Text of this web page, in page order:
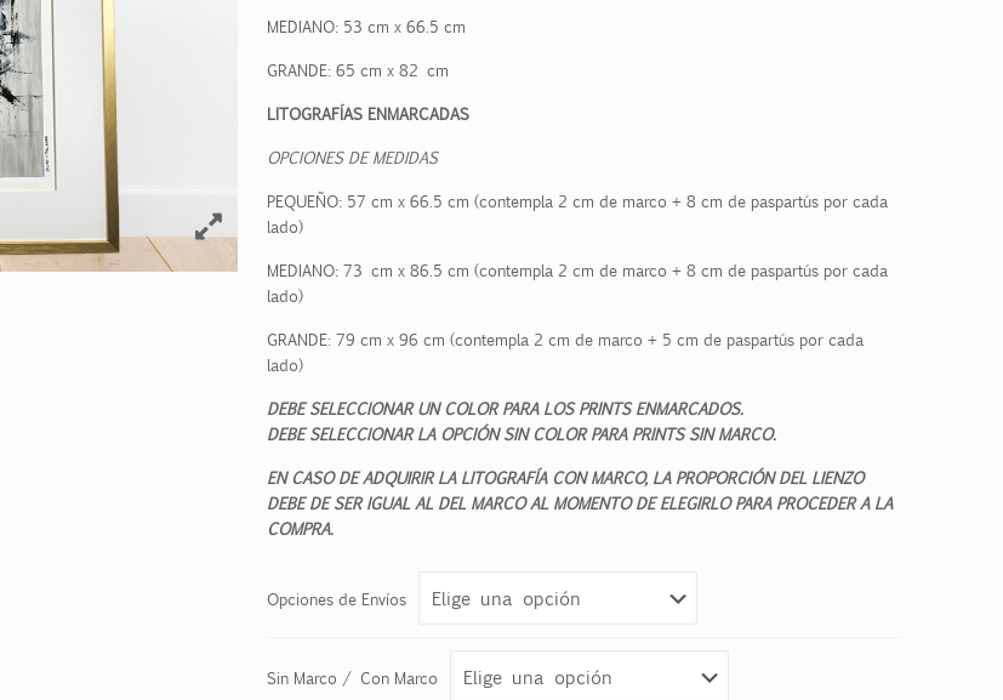
MEDIANO: 53cm x 66.5cm
GRANDE: 65cm x 82 cm
LITOGRAFÍAS ENMARCADAS
OPCIONES DE MEDIDAS
PEQUEÑO: 57cm x 66.5cm (contempla 2 cm de marco + 8 cm de paspartús por cada
lado)
MEDIANO: 73 cm x 86.5cm (contempla 2 cm de marco + 8 cm de paspartús por cada
lado)
GRANDE: 79cm x 96cm (contempla 2 cm de marco + 5 cm de paspartús por cada
lado)
DEBE SELECCIONAR UN COLOR PARA LOS PRINTS ENMARCADOS.
DEBE SELECCIONAR LA OPCIÓN SIN COLOR PARA PRINTS SIN MARCO.
EN CASO DE ADQUIRIR LA LITOGRAFÍA CON MARCO, LA PROPORCIÓN DEL LIENZO
DEBE DE SER IGUAL AL DEL MARCO AL MOMENTO DE ELEGIRLO PARA PROCEDER A LA
COMPRA.
Opciones de Envíos
Sin Marco / Con Marco